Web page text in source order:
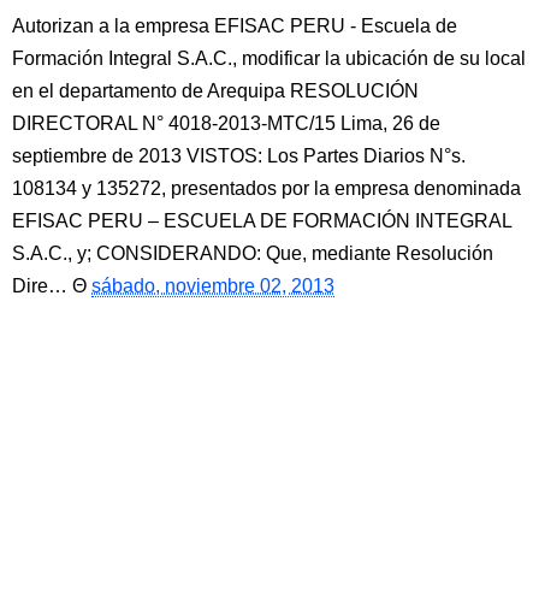
Autorizan a la empresa EFISAC PERU - Escuela de
Formación Integral S.A.C., modificar la ubicación de su local
en el departamento de Arequipa RESOLUCIÓN
DIRECTORAL N° 4018-2013-MTC/15 Lima, 26 de
septiembre de 2013 VISTOS: Los Partes Diarios N°s.
108134 y 135272, presentados por la empresa denominada
EFISAC PERU – ESCUELA DE FORMACIÓN INTEGRAL
S.A.C., y; CONSIDERANDO: Que, mediante Resolución
Dire…
sábado, noviembre 02, 2013